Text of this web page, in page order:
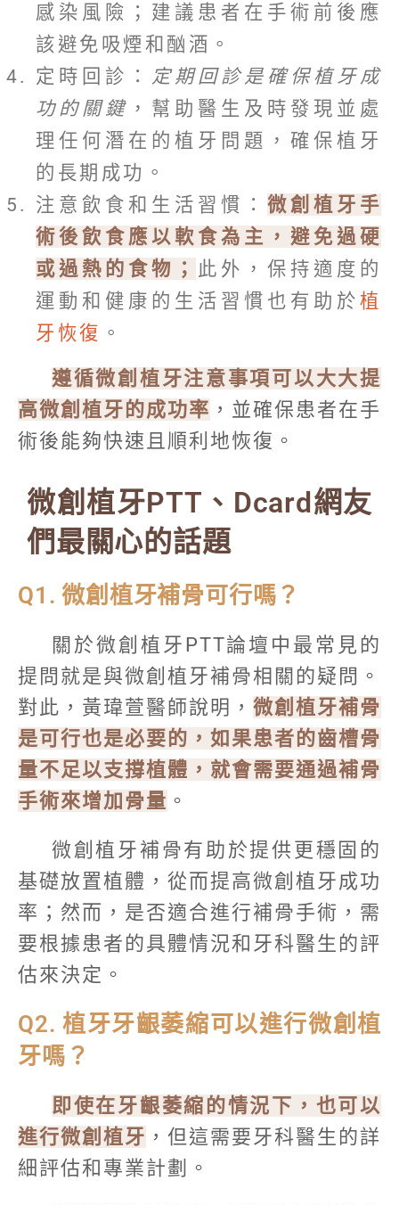
感染風險；建議患者在手術前後應
該避免吸煙和酗酒。
定時回診： 定期回診是確保植牙成
功的關鍵 ，幫助醫生及時發現並處
理任何潛在的植牙問題，確保植牙
的長期成功。
注意飲食和生活習慣： 微創植牙手
術後飲食應以軟食為主，避免過硬
或過熱的食物； 此外，保持適度的
運動和健康的生活習慣也有助於 植
牙恢復 。
遵循微創植牙注意事項可以大大提
高微創植牙的成功率 ，並確保患者在手
術後能夠快速且順利地恢復。
微創植牙PTT、Dcard網友
們最關心的話題
Q1. 微創植牙補骨可行嗎？
關於微創植牙PTT論壇中最常見的
提問就是與微創植牙補骨相關的疑問。
對此，黃瑋萱醫師說明， 微創植牙補骨
是可行也是必要的，如果患者的齒槽骨
量不足以支撐植體，就會需要通過補骨
手術來增加骨量 。
微創植牙補骨有助於提供更穩固的
基礎放置植體，從而提高微創植牙成功
率；然而，是否適合進行補骨手術，需
要根據患者的具體情況和牙科醫生的評
估來決定。
Q2. 植牙牙齦萎縮可以進行微創植
牙嗎？
即使在牙齦萎縮的情況下，也可以
進行微創植牙 ，但這需要牙科醫生的詳
細評估和專業計劃。